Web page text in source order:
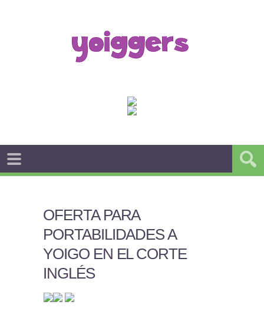
OFERTA PARA
PORTABILIDADES A
YOIGO EN EL CORTE
INGLÉS